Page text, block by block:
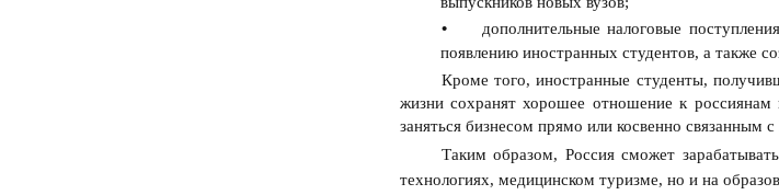
•
дополнительные налоговые
появлению иностранных студентов, а также
Кроме того, иностранные студенты,
жизни сохранят хорошее отношение к
заняться бизнесом прямо или косвенно связанным с
Таким образом, Россия сможет
технологиях, медицинском туризме, но и на